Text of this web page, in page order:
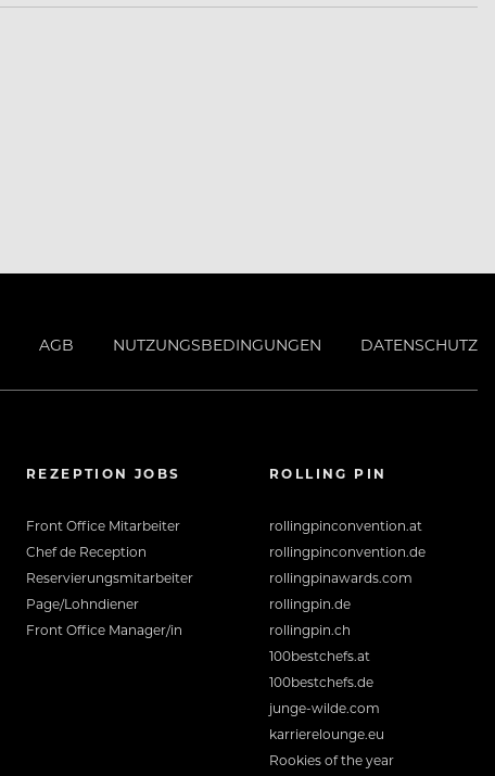
AGB NUTZUNGSBEDINGUNGEN DATENSCHUTZ
REZEPTION JOBS
Front Office Mitarbeiter
Chef de Reception
Reservierungsmitarbeiter
Page/Lohndiener
Front Office Manager/in
ROLLING PIN
rollingpinconvention.at
rollingpinconvention.de
rollingpinawards.com
rollingpin.de
rollingpin.ch
100bestchefs.at
100bestchefs.de
junge-wilde.com
karrierelounge.eu
Rookies of the year